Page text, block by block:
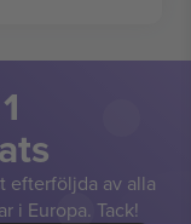
efterföljda av alla
i Europa. Tack!